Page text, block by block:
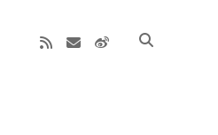
rss emailweibo